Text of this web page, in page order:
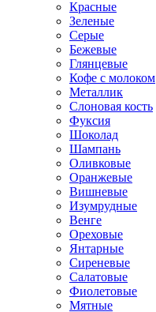
Красные
Зеленые
Серые
Бежевые
Глянцевые
Кофе с молоком
Металлик
Слоновая кость
Фуксия
Шоколад
Шампань
Оливковые
Оранжевые
Вишневые
Изумрудные
Венге
Ореховые
Янтарные
Сиреневые
Салатовые
Фиолетовые
Мятные